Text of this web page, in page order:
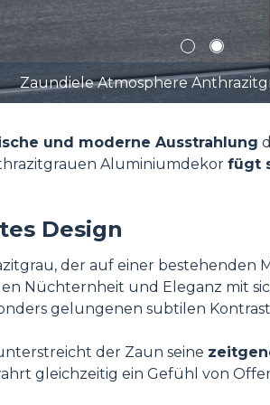
Zaundiele Atmosphere
1 2
und moderne Ausstrahlung
Aluminiumdekor fügt
Design
der auf einer bestehenden
Nüchternheit und Eleganz mit
gelungenen subtilen
der Zaun seine
gleichzeitig ein Gefühl von